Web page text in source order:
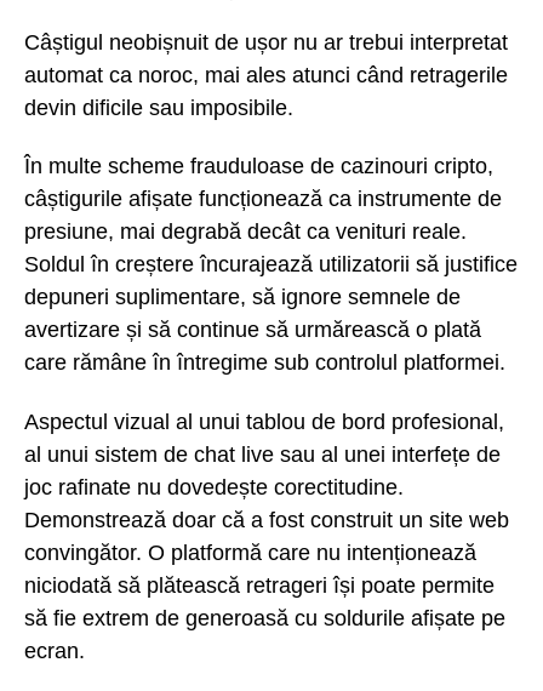
Câștigul neobișnuit de ușor nu ar trebui interpretat
automat ca noroc, mai ales atunci când retragerile
devin dificile sau imposibile.
În multe scheme frauduloase de cazinouri cripto,
câștigurile afișate funcționează ca instrumente de
presiune, mai degrabă decât ca venituri reale.
Soldul în creștere încurajează utilizatorii să justifice
depuneri suplimentare, să ignore semnele de
avertizare și să continue să urmărească o plată
care rămâne în întregime sub controlul platformei.
Aspectul vizual al unui tablou de bord profesional,
al unui sistem de chat live sau al unei interfețe de
joc rafinate nu dovedește corectitudine.
Demonstrează doar că a fost construit un site web
convingător. O platformă care nu intenționează
niciodată să plătească retrageri își poate permite
să fie extrem de generoasă cu soldurile afișate pe
ecran.